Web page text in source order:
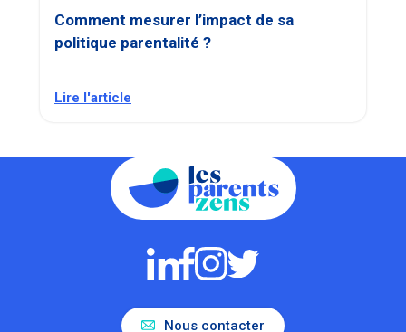
Comment mesurer l’impact de sa
politique parentalité ?
Lire l'article
Nous contacter